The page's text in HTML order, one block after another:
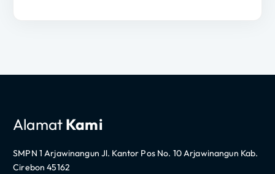
AlamatKami
SMPN 1 Arjawinangun Jl. Kantor Pos No. 10 Arjawinangun Kab.
Cirebon 45162